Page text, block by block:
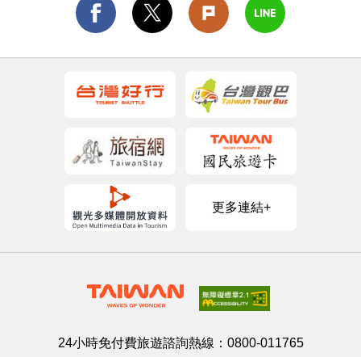
更多連結+
24小時免付費旅遊諮詢熱線： 0800-011765